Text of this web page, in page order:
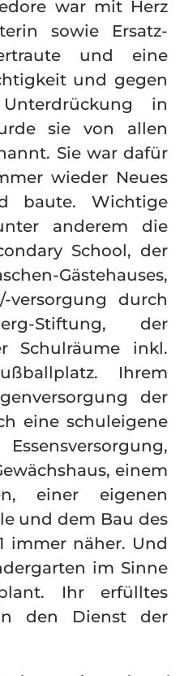
war mit Herz
sowie Ersatz-
und eine
und gegen
in
sie von allen
Sie war dafür
wieder Neues
baute. Wichtige
anderem die
School, der
Gästehauses,
versorgung durch
Stiftung, der
Schulräume inkl.
Ihrem
der
eine schuleigene
einem
einer eigenen
und dem Bau des
immer näher. Und
im Sinne
Ihr erfülltes
den Dienst der